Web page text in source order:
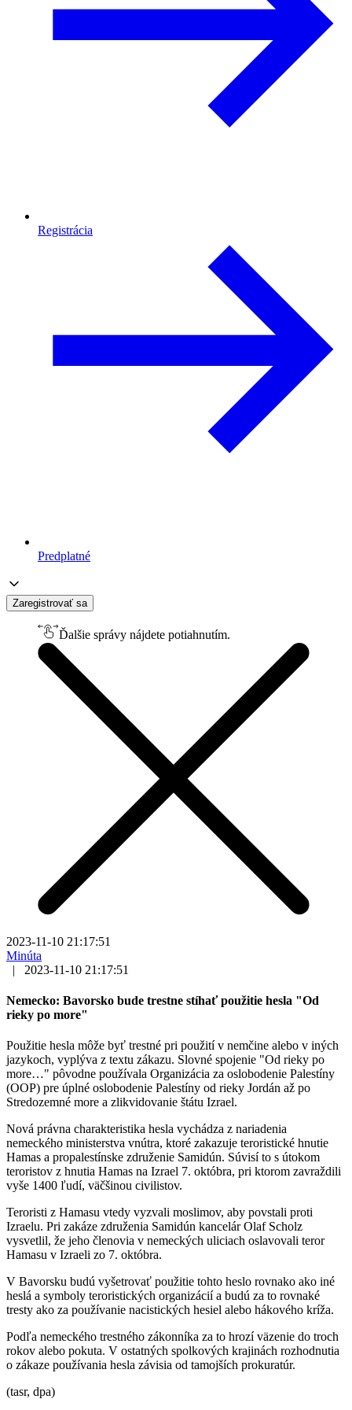
Registrácia
Predplatné
Zaregistrovať sa
Ďalšie správy nájdete potiahnutím.
2023-11-10 21:17:51
Minúta
|
2023-11-10 21:17:51
Nemecko: Bavorsko bude trestne stíhať použitie hesla "Od
rieky po more"
Použitie hesla môže byť trestné pri použití v nemčine alebo v iných
jazykoch, vyplýva z textu zákazu. Slovné spojenie "Od rieky po
more…" pôvodne používala Organizácia za oslobodenie Palestíny
(OOP) pre úplné oslobodenie Palestíny od rieky Jordán až po
Stredozemné more a zlikvidovanie štátu Izrael.
Nová právna charakteristika hesla vychádza z nariadenia
nemeckého ministerstva vnútra, ktoré zakazuje teroristické hnutie
Hamas a propalestínske združenie Samidún. Súvisí to s útokom
teroristov z hnutia Hamas na Izrael 7. októbra, pri ktorom zavraždili
vyše 1400 ľudí, väčšinou civilistov.
Teroristi z Hamasu vtedy vyzvali moslimov, aby povstali proti
Izraelu. Pri zakáze združenia Samidún kancelár Olaf Scholz
vysvetlil, že jeho členovia v nemeckých uliciach oslavovali teror
Hamasu v Izraeli zo 7. októbra.
V Bavorsku budú vyšetrovať použitie tohto heslo rovnako ako iné
heslá a symboly teroristických organizácií a budú za to rovnaké
tresty ako za používanie nacistických hesiel alebo hákového kríža.
Podľa nemeckého trestného zákonníka za to hrozí väzenie do troch
rokov alebo pokuta. V ostatných spolkových krajinách rozhodnutia
o zákaze používania hesla závisia od tamojších prokuratúr.
(tasr, dpa)